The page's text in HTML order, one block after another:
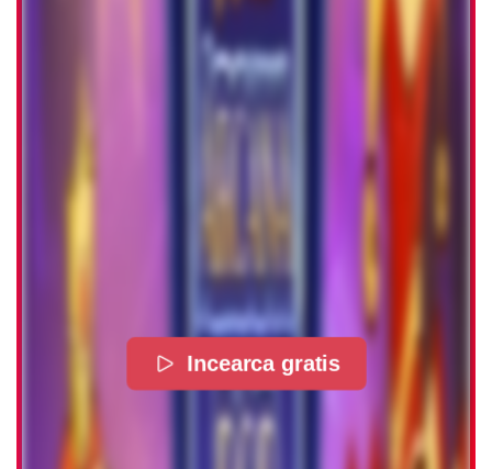
Incearca gratis